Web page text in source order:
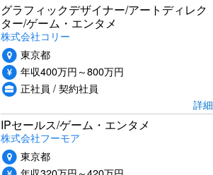
グラフィックデザイナー/アートディレク
ター/ゲーム・エンタメ
株式会社コリー
東京都
年収400万円～800万円
正社員 / 契約社員
詳細
IPセールス/ゲーム・エンタメ
株式会社フーモア
東京都